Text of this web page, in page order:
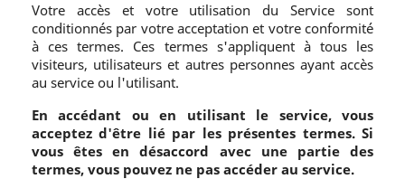
Votre accès et votre utilisation du Service sont
conditionnés par votre acceptation et votre conformité
à ces termes. Ces termes s'appliquent à tous les
visiteurs, utilisateurs et autres personnes ayant accès
au service ou l'utilisant.
En accédant ou en utilisant le service, vous
acceptez d'être lié par les présentes termes. Si
vous êtes en désaccord avec une partie des
termes, vous pouvez ne pas accéder au service.